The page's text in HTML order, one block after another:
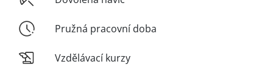
Pružná pracovní doba
Vzdělávací kurzy